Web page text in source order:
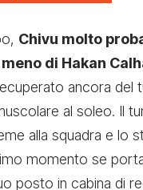
Chivu molto
di Hakan
ancora del
al soleo. Il
alla squadra e lo
momento se
posto in cabina di